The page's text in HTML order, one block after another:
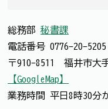
総務部 秘書課
電話番号 0776-20-5205
〒910-8511 福井市大
【GoogleMap】
業務時間 平日8時30分